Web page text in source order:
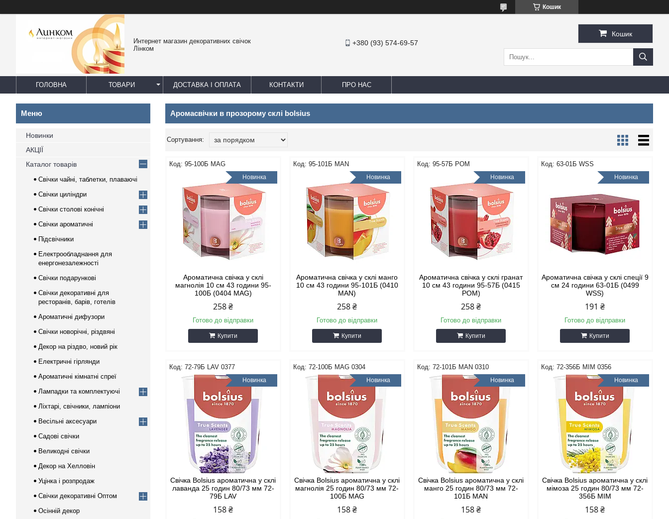
Кошик
Интернет магазин декоративних свічок
Лінком
+380 (93) 574-69-57
Кошик
ГОЛОВНА ТОВАРИ ДОСТАВКА І ОПЛАТА КОНТАКТИ ПРО НАС
Аромасвічки в прозорому склі bolsius
95-100Б MAG
Новинка
Ароматична свічка у склі
магнолія 10 см 43 години 95-
100Б (0404 MAG)
258 ₴
Готово до відправки
Купити
95-101Б MAN
Новинка
Ароматична свічка у склі манго
10 см 43 години 95-101Б (0410
MAN)
258 ₴
Готово до відправки
Купити
95-57Б POM
Новинка
Ароматична свічка у склі гранат
10 см 43 години 95-57Б (0415
POM)
258 ₴
Готово до відправки
Купити
63-01Б WSS
Новинка
Ароматична свічка у склі спеції 9
см 24 години 63-01Б (0499
WSS)
191 ₴
Готово до відправки
Купити
72-79Б LAV 0377
Новинка
Свічка Bolsius ароматична у склі
лаванда 25 годин 80/73 мм 72-
79Б LAV
158 ₴
72-100Б MAG 0304
Новинка
Свічка Bolsius ароматична у склі
магнолія 25 годин 80/73 мм 72-
100Б MAG
158 ₴
72-101Б MAN 0310
Новинка
Свічка Bolsius ароматична у склі
манго 25 годин 80/73 мм 72-
101Б MAN
158 ₴
72-356Б MIM 0356
Новинка
Свічка Bolsius ароматична у склі
мімоза 25 годин 80/73 мм 72-
356Б MIM
158 ₴
Новинки
АКЦІЇ
Каталог товарів
Свічки чайні, таблетки, плаваючі
Свічки циліндри
Свічки столові конічні
Свічки ароматичні
Підсвічники
Електрообладнання для
енергонезалежності
Свічки подарункові
Свічки декоративні для
ресторанів, барів, готелів
Ароматичні дифузори
Свічки новорічні, різдвяні
Декор на різдво, новий рік
Електричні гірлянди
Ароматичні кімнатні спреї
Лампадки та комплектуючі
Ліхтарі, свічники, лампіони
Весільні аксесуари
Садові свічки
Великодні свічки
Декор на Хелловін
Уцінка і розпродаж
Свічки декоративні Оптом
Осінній декор